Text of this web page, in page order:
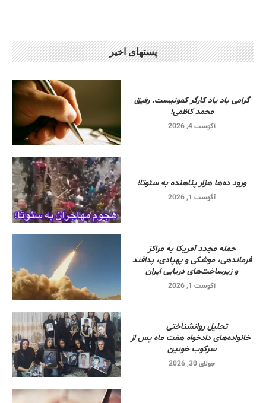
پستهای اخیر
گرامی باد یاد کارگر کمونیست. رفیق
محمد کاظمی!
آگوست 4, 2026
ورود ده‌ها هزار پناهنده به سئوتا!
آگوست 1, 2026
حمله مجدد آمریکا به مراکز
فرماندهی، موشکی و پهپادی، پدافند
و زیرساخت‌های دریایی ایران
آگوست 1, 2026
تحلیل روانشناختی
خانواده‌های دادخواه هفت ماه پس از
سرکوب خونین
جولای 30, 2026